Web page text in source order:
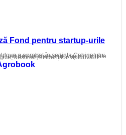
Fond pentru startup-urile